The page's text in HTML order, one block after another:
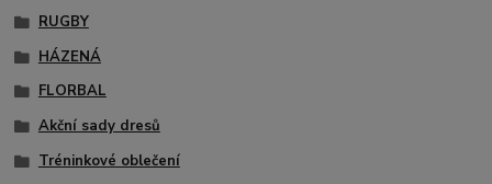
RUGBY
HÁZENÁ
FLORBAL
Akční sady dresů
Tréninkové oblečení